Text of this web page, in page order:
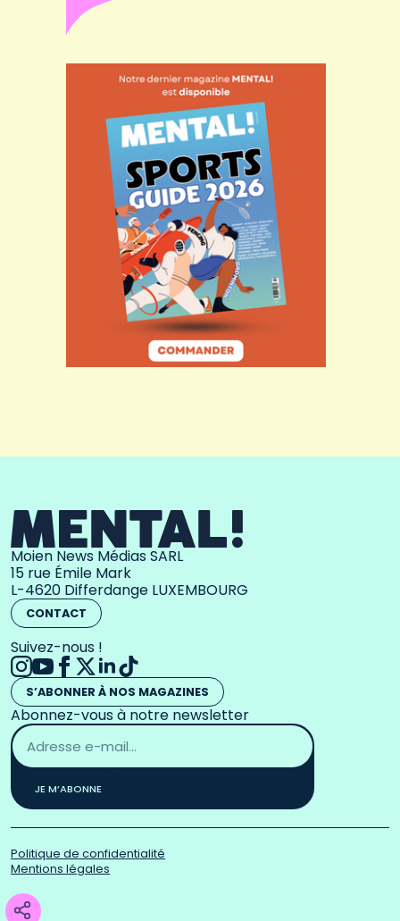
Moien News Médias SARL
15 rue Émile Mark
L-4620 Differdange LUXEMBOURG
CONTACT
Suivez-nous !
S’ABONNER À NOS MAGAZINES
Abonnez-vous à notre newsletter
Adresse
email
*
JE M’ABONNE
Politique de confidentialité
Mentions légales